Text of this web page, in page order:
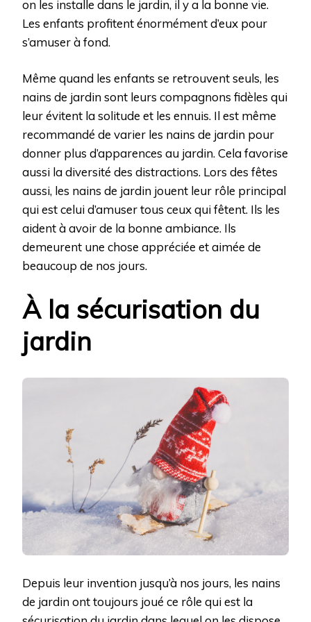
on les installe dans le jardin, il y a la bonne vie.
Les enfants profitent énormément d’eux pour
s’amuser à fond.
Même quand les enfants se retrouvent seuls, les
nains de jardin sont leurs compagnons fidèles qui
leur évitent la solitude et les ennuis. Il est même
recommandé de varier les nains de jardin pour
donner plus d’apparences au jardin. Cela favorise
aussi la diversité des distractions. Lors des fêtes
aussi, les nains de jardin jouent leur rôle principal
qui est celui d’amuser tous ceux qui fêtent. Ils les
aident à avoir de la bonne ambiance. Ils
demeurent une chose appréciée et aimée de
beaucoup de nos jours.
À la sécurisation du
jardin
Depuis leur invention jusqu’à nos jours, les nains
de jardin ont toujours joué ce rôle qui est la